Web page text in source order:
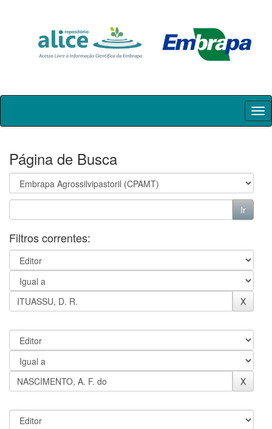
Skip
Página de Busca
Filtros correntes: